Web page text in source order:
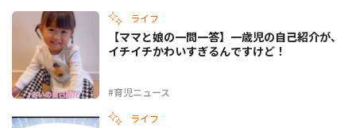
ライフ
#育児ニュース
【ママと娘の一問一答】一歳児の自己紹介が、
イチイチかわいすぎるんですけど！
ライフ